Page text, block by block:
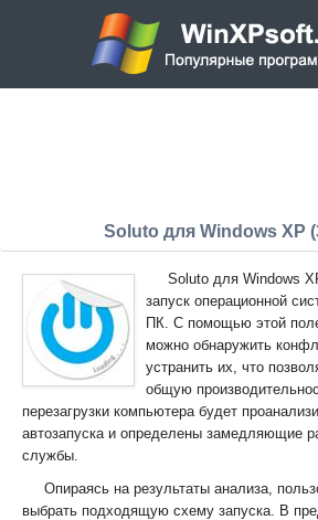
Soluto для Windows XP
Soluto для Windows
запуск операционной
ПК. С помощью этой
можно обнаружить
устранить их, что
общую
перезагрузки компьютера будет
автозапуска и определены замедляющие
службы.
Опираясь на результаты анализа,
выбрать подходящую схему запуска. В